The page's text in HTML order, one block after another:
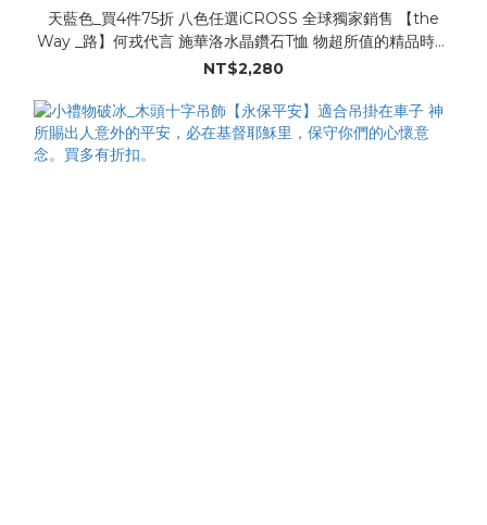
天藍色_買4件75折 八色任選iCROSS 全球獨家銷售 【the
Way _路】何戎代言 施華洛水晶鑽石T恤 物超所值的精品時尚
NT$2,280